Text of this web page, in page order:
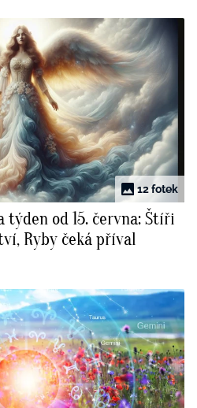
12 fotek
týden od 15. června: Štíři
Ryby čeká příval